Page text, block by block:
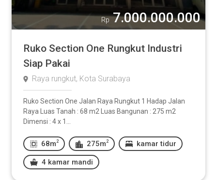
Rp 7.000.000.000
Ruko Section One Rungkut Industri
Siap Pakai
Raya rungkut, Kota Surabaya
Ruko Section One Jalan Raya Rungkut 1 Hadap Jalan
Raya Luas Tanah : 68 m2 Luas Bangunan : 275 m2
Dimensi : 4 x 1...
68m 2 275m 2 kamar tidur
4 kamar mandi